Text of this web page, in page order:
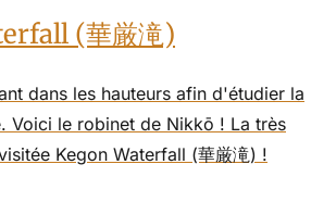
(華厳滝)
dans les hauteurs afin d'étudier la
Voici le robinet de Nikkō ! La très
Kegon Waterfall (華厳滝) !